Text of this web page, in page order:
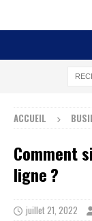
ACCUEIL
Comment
ligne ?
juillet 21, 2022